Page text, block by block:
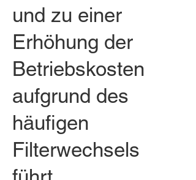
und zu einer
Erhöhung der
Betriebskosten
aufgrund des
häufigen
Filterwechsels